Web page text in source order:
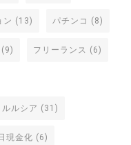
ン (13) パチンコ (8)
(9) フリーランス (6)
ルルシア (31)
現金化 (6)